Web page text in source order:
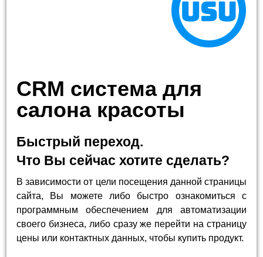
CRM система для
салона красоты
Быстрый переход.
Что Вы сейчас хотите сделать?
В зависимости от цели посещения данной страницы
сайта, Вы можете либо быстро ознакомиться с
программным обеспечением для автоматизации
своего бизнеса, либо сразу же перейти на страницу
цены или контактных данных, чтобы купить продукт.